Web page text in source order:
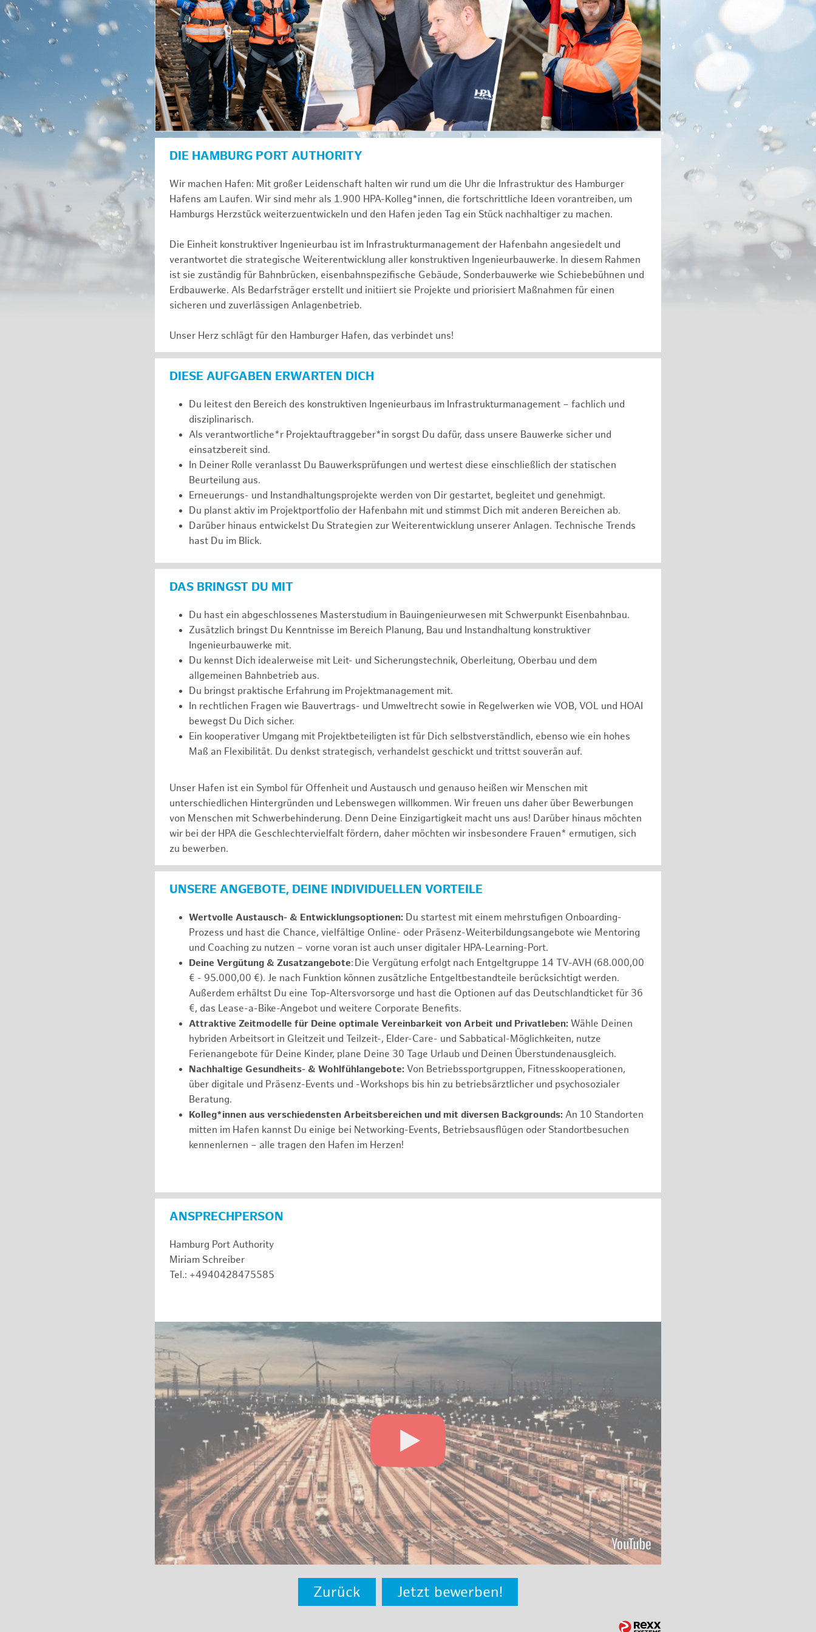
DIE HAMBURG PORT AUTHORITY
Wir machen Hafen: Mit großer Leidenschaft halten wir rund um die Uhr die Infrastruktur des Hamburger
Hafens am Laufen. Wir sind mehr als 1.900 HPA-Kolleg*innen, die fortschrittliche Ideen vorantreiben, um
Hamburgs Herzstück weiterzuentwickeln und den Hafen jeden Tag ein Stück nachhaltiger zu machen.
Die Einheit konstruktiver Ingenieurbau ist im Infrastrukturmanagement der Hafenbahn angesiedelt und
verantwortet die strategische Weiterentwicklung aller konstruktiven Ingenieurbauwerke. In diesem Rahmen
ist sie zuständig für Bahnbrücken, eisenbahnspezifische Gebäude, Sonderbauwerke wie Schiebebühnen und
Erdbauwerke. Als Bedarfsträger erstellt und initiiert sie Projekte und priorisiert Maßnahmen für einen
sicheren und zuverlässigen Anlagenbetrieb.
Unser Herz schlägt für den Hamburger Hafen, das verbindet uns!
DIESE AUFGABEN ERWARTEN DICH
Du leitest den Bereich des konstruktiven Ingenieurbaus im Infrastrukturmanagement – fachlich und
disziplinarisch.
Als verantwortliche*r Projektauftraggeber*in sorgst Du dafür, dass unsere Bauwerke sicher und
einsatzbereit sind.
In Deiner Rolle veranlasst Du Bauwerksprüfungen und wertest diese einschließlich der statischen
Beurteilung aus.
Erneuerungs- und Instandhaltungsprojekte werden von Dir gestartet, begleitet und genehmigt.
Du planst aktiv im Projektportfolio der Hafenbahn mit und stimmst Dich mit anderen Bereichen ab.
Darüber hinaus entwickelst Du Strategien zur Weiterentwicklung unserer Anlagen. Technische Trends
hast Du im Blick.
DAS BRINGST DU MIT
Du hast ein abgeschlossenes Masterstudium in Bauingenieurwesen mit Schwerpunkt Eisenbahnbau.
Zusätzlich bringst Du Kenntnisse im Bereich Planung, Bau und Instandhaltung konstruktiver
Ingenieurbauwerke mit.
Du kennst Dich idealerweise mit Leit- und Sicherungstechnik, Oberleitung, Oberbau und dem
allgemeinen Bahnbetrieb aus.
Du bringst praktische Erfahrung im Projektmanagement mit.
In rechtlichen Fragen wie Bauvertrags- und Umweltrecht sowie in Regelwerken wie VOB, VOL und HOAI
bewegst Du Dich sicher.
Ein kooperativer Umgang mit Projektbeteiligten ist für Dich selbstverständlich, ebenso wie ein hohes
Maß an Flexibilität. Du denkst strategisch, verhandelst geschickt und trittst souverän auf.
Unser Hafen ist ein Symbol für Offenheit und Austausch und genauso heißen wir Menschen mit
unterschiedlichen Hintergründen und Lebenswegen willkommen. Wir freuen uns daher über Bewerbungen
von Menschen mit Schwerbehinderung. Denn Deine Einzigartigkeit macht uns aus! Darüber hinaus möchten
wir bei der HPA die Geschlechtervielfalt fördern, daher möchten wir insbesondere Frauen* ermutigen, sich
zu bewerben.
UNSERE ANGEBOTE, DEINE INDIVIDUELLEN VORTEILE
Wertvolle Austausch- & Entwicklungsoptionen: Du startest mit einem mehrstufigen Onboarding-
Prozess und hast die Chance, vielfältige Online- oder Präsenz-Weiterbildungsangebote wie Mentoring
und Coaching zu nutzen – vorne voran ist auch unser digitaler HPA-Learning-Port.
Deine Vergütung & Zusatzangebote: Die Vergütung erfolgt nach Entgeltgruppe 14 TV-AVH (68.000,00
€ - 95.000,00 €). Je nach Funktion können zusätzliche Entgeltbestandteile berücksichtigt werden.
Außerdem erhältst Du eine Top-Altersvorsorge und hast die Optionen auf das Deutschlandticket für 36
€, das Lease-a-Bike-Angebot und weitere Corporate Benefits.
Attraktive Zeitmodelle für Deine optimale Vereinbarkeit von Arbeit und Privatleben: Wähle Deinen
hybriden Arbeitsort in Gleitzeit und Teilzeit-, Elder-Care- und Sabbatical-Möglichkeiten, nutze
Ferienangebote für Deine Kinder, plane Deine 30 Tage Urlaub und Deinen Überstundenausgleich.
Nachhaltige Gesundheits- & Wohlfühlangebote: Von Betriebssportgruppen, Fitnesskooperationen,
über digitale und Präsenz-Events und -Workshops bis hin zu betriebsärztlicher und psychosozialer
Beratung.
Kolleg*innen aus verschiedensten Arbeitsbereichen und mit diversen Backgrounds: An 10 Standorten
mitten im Hafen kannst Du einige bei Networking-Events, Betriebsausflügen oder Standortbesuchen
kennenlernen – alle tragen den Hafen im Herzen!
ANSPRECHPERSON
Hamburg Port Authority
Miriam Schreiber
Tel.: +4940428475585
Zurück Jetzt bewerben!